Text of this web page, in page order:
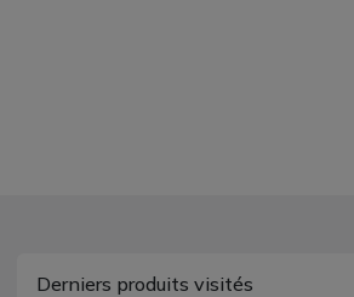
Derniers produits visités